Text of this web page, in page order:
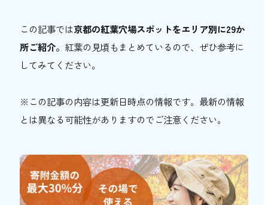
おすすめ
おすすめ
お問い合わせ
この記事では京都の紅葉穴場スポットをエリア別に29か
所ご紹介。 紅葉の見頃もまとめているので、ぜひ参考に
してみてください。
※この記事の内容は更新日時点の情報です。最新の情報
とは異なる可能性がありますのでご注意ください。